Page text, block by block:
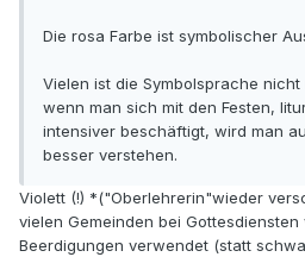
Die rosa Farbe ist symbolischer
Vielen ist die Symbolsprache
wenn man sich mit den Festen,
intensiver beschäftigt, wird man
besser verstehen.
Violett (!) *("Oberlehrerin"wieder
vielen Gemeinden bei
Beerdigungen verwendet (statt